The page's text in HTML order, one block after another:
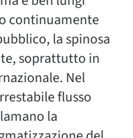
continuamente
la spinosa
soprattutto in
Nel
flusso
la